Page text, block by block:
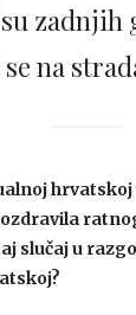
na
hrvatskoj
slučaj u